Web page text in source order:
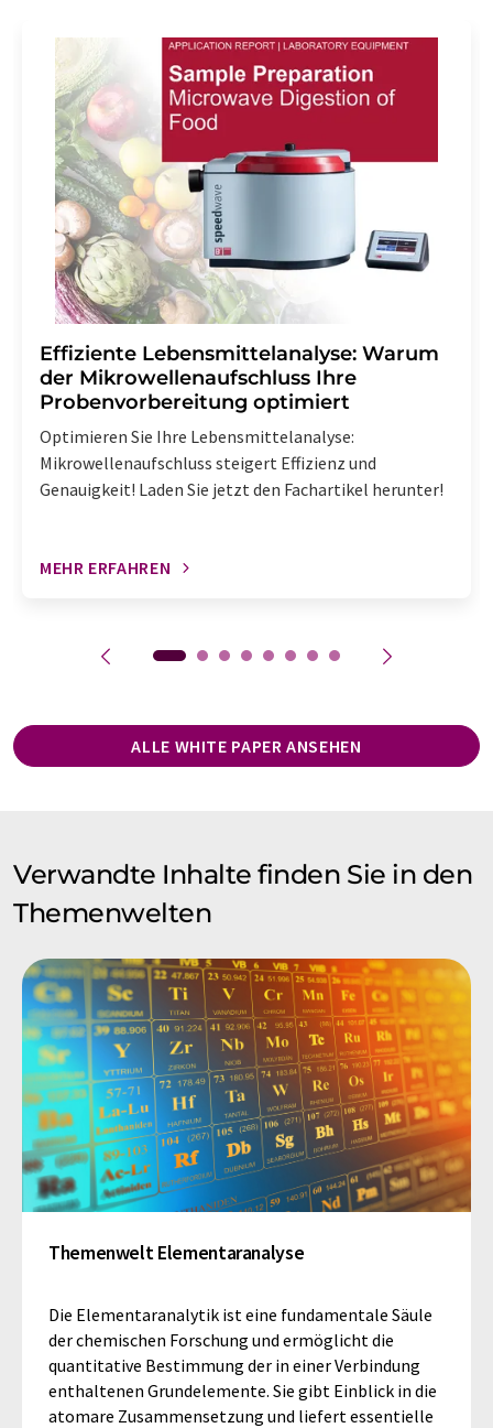
Effiziente Lebensmittelanalyse: Warum
der Mikrowellenaufschluss Ihre
Probenvorbereitung optimiert
Optimieren Sie Ihre Lebensmittelanalyse:
Mikrowellenaufschluss steigert Effizienz und
Genauigkeit! Laden Sie jetzt den Fachartikel herunter!
MEHR ERFAHREN
ALLE WHITE PAPER ANSEHEN
Verwandte Inhalte finden Sie in den
Themenwelten
Themenwelt Elementaranalyse
Die Elementaranalytik ist eine fundamentale Säule
der chemischen Forschung und ermöglicht die
quantitative Bestimmung der in einer Verbindung
enthaltenen Grundelemente. Sie gibt Einblick in die
atomare Zusammensetzung und liefert essentielle